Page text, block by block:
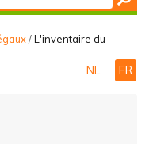
/L'inventaire du
NL FR